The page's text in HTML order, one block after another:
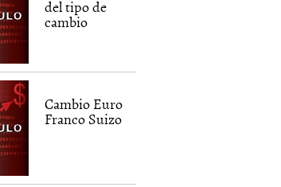
del tipo de
cambio
Cambio Euro
Franco Suizo